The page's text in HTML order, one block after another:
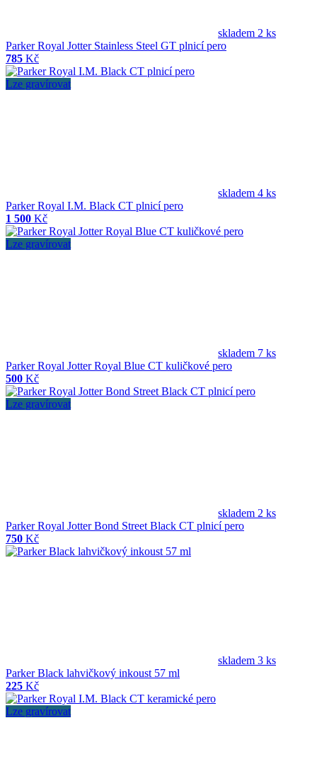
skladem 2 ks
Parker Royal Jotter Stainless Steel GT plnicí pero
785 Kč
Lze gravírovat
skladem 4 ks
Parker Royal I.M. Black CT plnicí pero
1 500 Kč
Lze gravírovat
skladem 7 ks
Parker Royal Jotter Royal Blue CT kuličkové pero
500 Kč
Lze gravírovat
skladem 2 ks
Parker Royal Jotter Bond Street Black CT plnicí pero
750 Kč
skladem 3 ks
Parker Black lahvičkový inkoust 57 ml
225 Kč
Lze gravírovat